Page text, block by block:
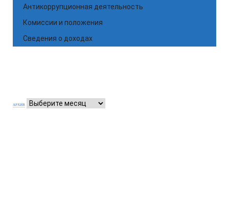
Антикоррупционная деятельность
Комиссии и положения
Сведения о доходах
АРХИВ